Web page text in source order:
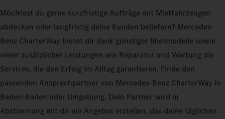
Möchtest du gerne kurzfristige Aufträge mit Mietfahrzeugen
abdecken oder langfristig deine Kunden beliefern? Mercedes-
Benz CharterWay bietet dir dank günstiger Mietmodelle sowie
vieler zusätzlicher Leistungen wie Reparatur und Wartung die
Services, die den Erfolg im Alltag garantieren. Finde den
passenden Ansprechpartner von Mercedes-Benz CharterWay in
Baden-Baden oder Umgebung. Dein Partner wird in
Abstimmung mit dir ein Angebot erstellen, das deine täglichen